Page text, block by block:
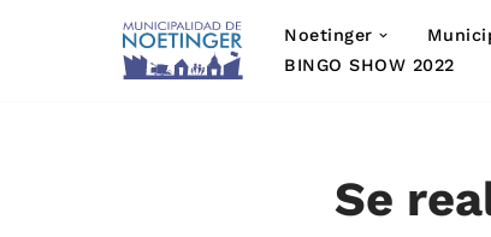
Noetinger
BINGO SHOW 2022
Se